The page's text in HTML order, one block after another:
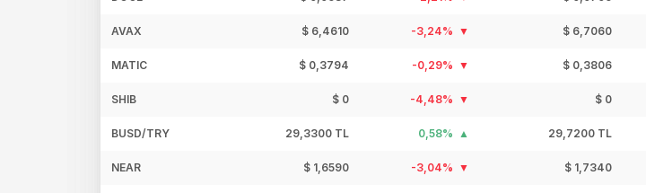
AVAX $ 6,4610 -3,24% $ 6,7060
MATIC $ 0,3794 -0,29% $ 0,3806
SHIB $ 0 -4,48% $ 0
BUSD/TRY 29,3300 TL 0,58% 29,7200 TL
NEAR $ 1,6590 -3,04% $ 1,7340